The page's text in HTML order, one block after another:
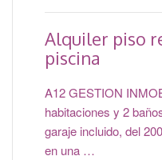
Alquiler piso
piscina
A12 GESTION
habitaciones y 2
garaje incluido, del
en una …